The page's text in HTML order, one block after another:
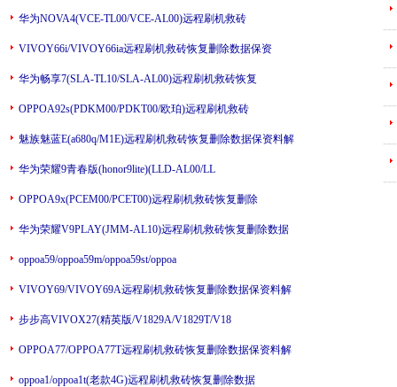
华为NOVA4(VCE-TL00/VCE-AL00)远程刷机救砖
VIVOY66i/VIVOY66ia远程刷机救砖恢复删除数据保资
华为畅享7(SLA-TL10/SLA-AL00)远程刷机救砖恢复
OPPOA92s(PDKM00/PDKT00/欧珀)远程刷机救砖
魅族魅蓝E(a680q/M1E)远程刷机救砖恢复删除数据保资料解
华为荣耀9青春版(honor9lite)(LLD-AL00/LL
OPPOA9x(PCEM00/PCET00)远程刷机救砖恢复删除
华为荣耀V9PLAY(JMM-AL10)远程刷机救砖恢复删除数据
oppoa59/oppoa59m/oppoa59st/oppoa
VIVOY69/VIVOY69A远程刷机救砖恢复删除数据保资料解
步步高VIVOX27(精英版/V1829A/V1829T/V18
OPPOA77/OPPOA77T远程刷机救砖恢复删除数据保资料解
oppoa1/oppoa1t(老款4G)远程刷机救砖恢复删除数据